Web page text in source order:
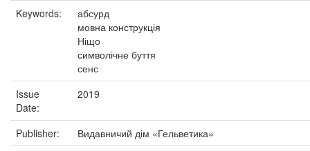
Keywords:
абсурд
мовна конструкція
Ніщо
символічне буття
сенс
Issue
Date:
2019
Publisher:
Видавничий дім «Гельветика»